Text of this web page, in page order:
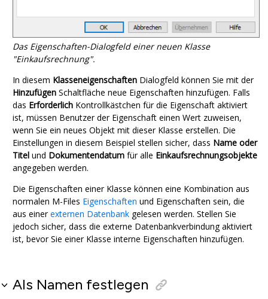
Das Eigenschaften-Dialogfeld einer neuen Klasse
"Einkaufsrechnung".
In diesem Klasseneigenschaften Dialogfeld können Sie mit der
Hinzufügen Schaltfläche neue Eigenschaften hinzufügen. Falls
das Erforderlich Kontrollkästchen für die Eigenschaft aktiviert
ist, müssen Benutzer der Eigenschaft einen Wert zuweisen,
wenn Sie ein neues Objekt mit dieser Klasse erstellen. Die
Einstellungen in diesem Beispiel stellen sicher, dass Name oder
Titel und Dokumentendatum für alle Einkaufsrechnungsobjekte
angegeben werden.
Die Eigenschaften einer Klasse können eine Kombination aus
normalen M-Files Eigenschaften und Eigenschaften sein, die
aus einerexternen Datenbank gelesen werden. Stellen Sie
jedoch sicher, dass die externe Datenbankverbindung aktiviert
ist, bevor Sie einer Klasse interne Eigenschaften hinzufügen.
Als Namen festlegen